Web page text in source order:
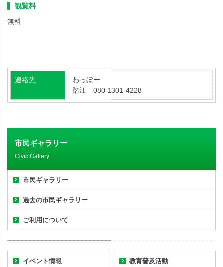
観覧料
無料
連絡先
わっぼー
踏江 080-1301-4228
市民ギャラリー
Civic Gallery
市民ギャラリー
過去の市民ギャラリー
ご利用について
イベント情報 教育普及活動